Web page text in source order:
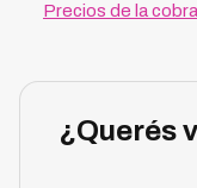
Precios de la
¿Querés